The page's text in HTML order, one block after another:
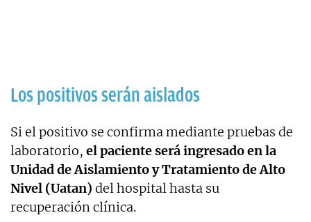
Los positivos serán aislados
Si el positivo se confirma mediante pruebas de
laboratorio, el paciente será ingresado en la
Unidad de Aislamiento y Tratamiento de Alto
Nivel (Uatan) del hospital hasta su
recuperación clínica.